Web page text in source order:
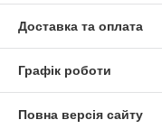
Доставка та оплата
Графік роботи
Повна версія сайту